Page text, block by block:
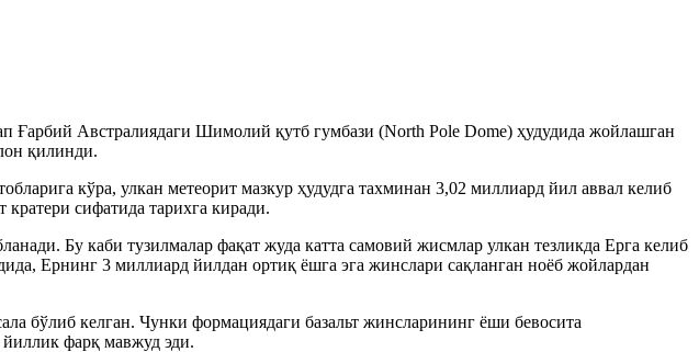
Ғарбий Австралиядаги Шимолий қутб гумбази (North Pole Dome) ҳудудида жойлашган
қилинди.
кўра, улкан метеорит мазкур ҳудудга тахминан 3,02 миллиард йил аввал келиб
сифатида тарихга киради.
Бу каби тузилмалар фақат жуда катта самовий жисмлар улкан тезликда Ерга келиб
Ернинг 3 миллиард йилдан ортиқ ёшга эга жинслари сақланган ноёб жойлардан
бўлиб келган. Чунки формациядаги базальт жинсларининг ёши бевосита
йиллик фарқ мавжуд эди.